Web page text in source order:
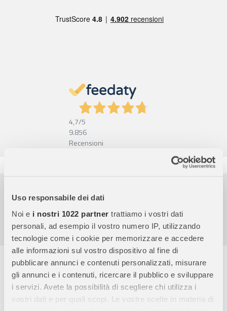
Uso responsabile dei dati
Noi e i nostri 1022 partner trattiamo i vostri dati
personali, ad esempio il vostro numero IP, utilizzando
tecnologie come i cookie per memorizzare e accedere
alle informazioni sul vostro dispositivo al fine di
pubblicare annunci e contenuti personalizzati, misurare
gli annunci e i contenuti, ricercare il pubblico e sviluppare
i servizi. Avete la possibilità di scegliere chi utilizza i
vostri dati e per quali scopi. Le vostre scelte in materia di
4,7/5
9.856
Recensioni
Garanzia e reso facili
Assistenza dal lunedì al venerdì
Descrizione completa
Un puzzle educativo e divertente per bambini- Con104
maxi pezzi , questo puzzle di Dora l’Esploratrice è perfetto per
sviluppare abilità logiche, manuali e di osservazionein modo